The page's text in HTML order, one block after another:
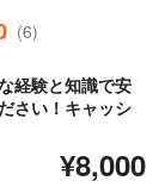
(6)
経験と知識で安
さい！キャッシ
¥8,000